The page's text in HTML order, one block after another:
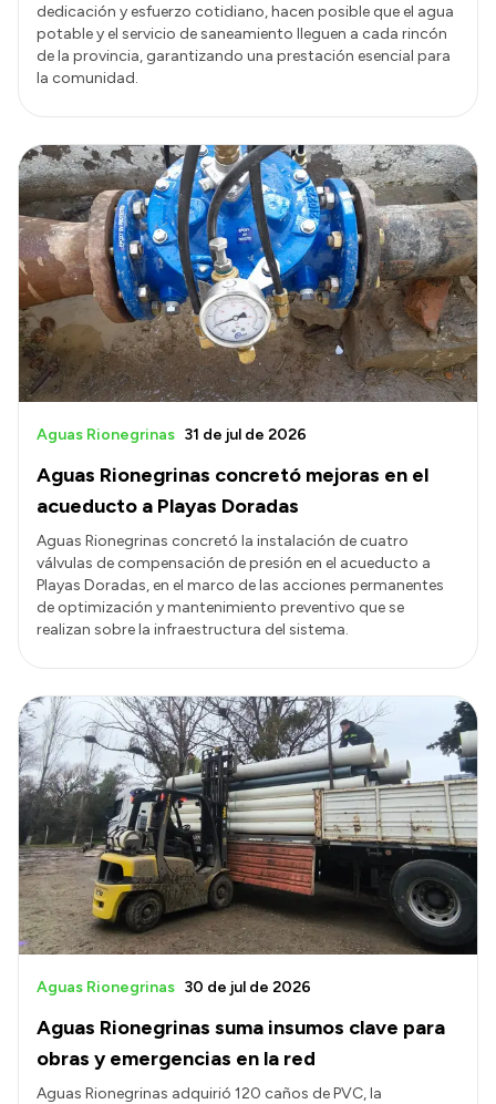
dedicación y esfuerzo cotidiano, hacen posible que el agua
potable y el servicio de saneamiento lleguen a cada rincón
de la provincia, garantizando una prestación esencial para
la comunidad.
Aguas Rionegrinas concretó mejoras en el
acueducto a Playas Doradas
Aguas Rionegrinas 31 de jul de 2026
Aguas Rionegrinas concretó la instalación de cuatro
válvulas de compensación de presión en el acueducto a
Playas Doradas, en el marco de las acciones permanentes
de optimización y mantenimiento preventivo que se
realizan sobre la infraestructura del sistema.
Aguas Rionegrinas suma insumos clave para
obras y emergencias en la red
Aguas Rionegrinas 30 de jul de 2026
Aguas Rionegrinas adquirió 120 caños de PVC, la